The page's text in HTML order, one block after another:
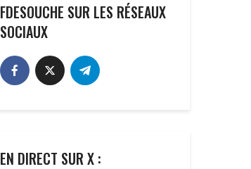
FDESOUCHE SUR LES RÉSEAUX
SOCIAUX
EN DIRECT SUR X :